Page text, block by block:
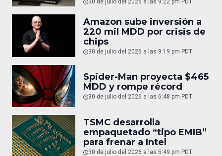
Amazon sube inversión a
220 mil MDD por crisis de
chips
30 de julio del 2026 a las 9:19 pm PDT
Spider-Man proyecta $465
MDD y rompe récord
30 de julio del 2026 a las 6:48 pm PDT
TSMC desarrolla
empaquetado “tipo EMIB”
para frenar a Intel
30 de julio del 2026 a las 5:49 pm PDT